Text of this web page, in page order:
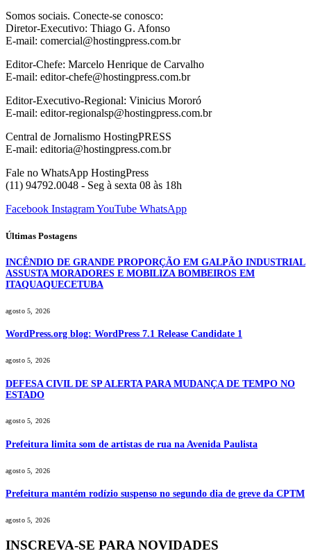
Somos sociais. Conecte-se conosco:
Diretor-Executivo: Thiago G. Afonso
E-mail: comercial@hostingpress.com.br
Editor-Chefe: Marcelo Henrique de Carvalho
E-mail: editor-chefe@hostingpress.com.br
Editor-Executivo-Regional: Vinicius Mororó
E-mail: editor-regionalsp@hostingpress.com.br
Central de Jornalismo HostingPRESS
E-mail: editoria@hostingpress.com.br
Fale no WhatsApp HostingPress
(11) 94792.0048 - Seg à sexta 08 às 18h
Facebook InstagramYouTube WhatsApp
Últimas Postagens
INCÊNDIO DE GRANDE PROPORÇÃO EM GALPÃO INDUSTRIAL
ASSUSTA MORADORES E MOBILIZA BOMBEIROS EM
ITAQUAQUECETUBA
agosto 5, 2026
WordPress.org blog: WordPress 7.1 Release Candidate 1
agosto 5, 2026
DEFESA CIVIL DE SP ALERTA PARA MUDANÇA DE TEMPO NO
ESTADO
agosto 5, 2026
Prefeitura limita som de artistas de rua na Avenida Paulista
agosto 5, 2026
Prefeitura mantém rodízio suspenso no segundo dia de greve da CPTM
agosto 5, 2026
INSCREVA-SE PARA NOVIDADES